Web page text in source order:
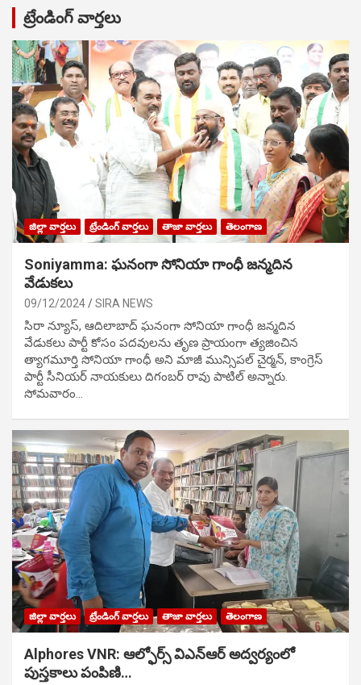
ట్రేండింగ్ వార్తలు
జిల్లా వార్తలు ట్రేండింగ్ వార్తలు తాజా వార్తలు తెలంగాణ
Soniyamma: ఘ‌నంగా సోనియా గాంధీ జ‌న్మ‌దిన
వేడుక‌లు
09/12/2024 SIRA NEWS
సిరా న్యూస్, ఆదిలాబాద్ ఘ‌నంగా సోనియా గాంధీ జ‌న్మ‌దిన
వేడుక‌లు పార్టీ కోసం ప‌ద‌వుల‌ను తృణ ప్రాయంగా త్య‌జించిన
త్యాగమూర్తి సోనియా గాంధీ అని మాజీ మున్సిప‌ల్ చైర్మ‌న్, కాంగ్రెస్
పార్టీ సీనియ‌ర్ నాయ‌కులు దిగంబ‌ర్ రావు పాటిల్ అన్నారు.
సోమవారం…
జిల్లా వార్తలు ట్రేండింగ్ వార్తలు తాజా వార్తలు తెలంగాణ
Alphores VNR: ఆల్ఫోర్స్ విఎన్ఆర్ అద్వర్యంలో
పుస్తకాలు పంపిణి…